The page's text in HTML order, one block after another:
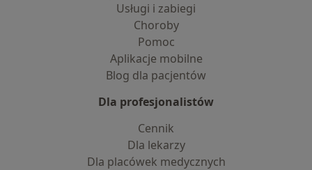
Usługi i zabiegi
Choroby
Pomoc
Aplikacje mobilne
Blog dla pacjentów
Dla profesjonalistów
Cennik
Dla lekarzy
Dla placówek medycznych